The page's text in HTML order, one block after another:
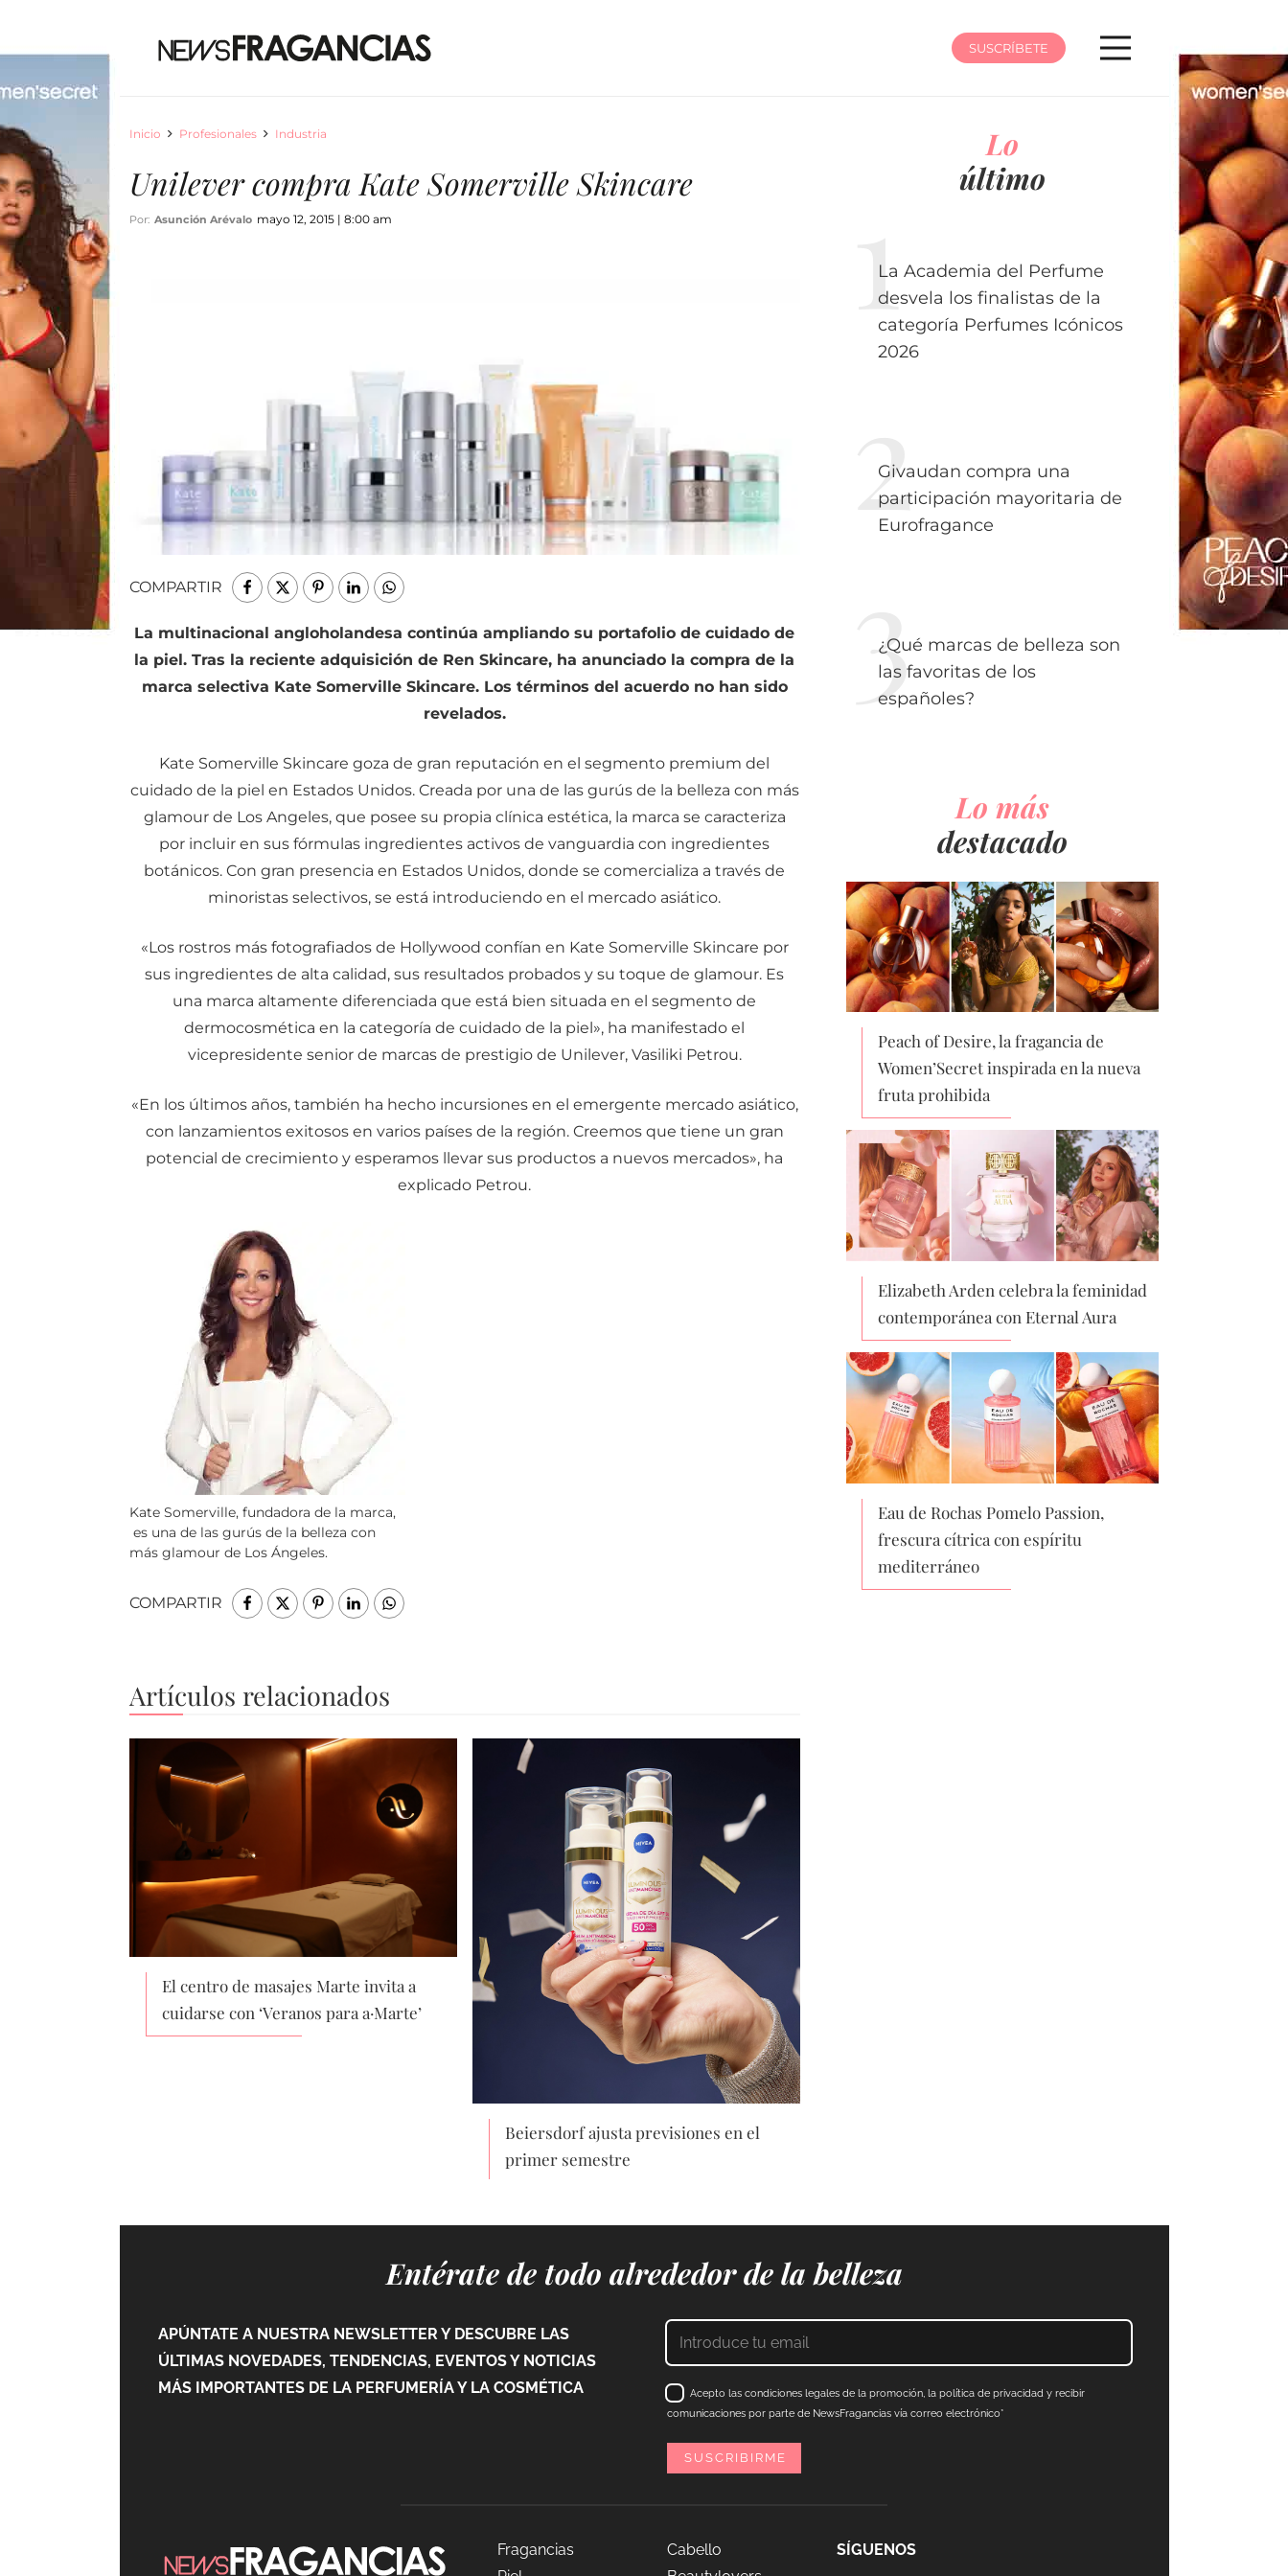
SUSCRÍBETE
Inicio Profesionales Industria
Unilever compra Kate Somerville Skincare
Por: Asunción Arévalo mayo 12, 2015 | 8:00 am
COMPARTIR
La multinacional angloholandesa continúa ampliando su portafolio de cuidado de
la piel. Tras la reciente adquisición de Ren Skincare, ha anunciado la compra de la
marca selectiva Kate Somerville Skincare. Los términos del acuerdo no han sido
revelados.
Kate Somerville Skincare goza de gran reputación en el segmento premium del
cuidado de la piel en Estados Unidos. Creada por una de las gurús de la belleza con más
glamour de Los Angeles, que posee su propia clínica estética, la marca se caracteriza
por incluir en sus fórmulas ingredientes activos de vanguardia con ingredientes
botánicos. Con gran presencia en Estados Unidos, donde se comercializa a través de
minoristas selectivos, se está introduciendo en el mercado asiático.
«Los rostros más fotografiados de Hollywood confían en Kate Somerville Skincare por
sus ingredientes de alta calidad, sus resultados probados y su toque de glamour. Es
una marca altamente diferenciada que está bien situada en el segmento de
dermocosmética en la categoría de cuidado de la piel», ha manifestado el
vicepresidente senior de marcas de prestigio de Unilever, Vasiliki Petrou.
«En los últimos años, también ha hecho incursiones en el emergente mercado asiático,
con lanzamientos exitosos en varios países de la región. Creemos que tiene un gran
potencial de crecimiento y esperamos llevar sus productos a nuevos mercados», ha
explicado Petrou.
Kate Somerville, fundadora de la marca,
es una de las gurús de la belleza con
más glamour de Los Ángeles.
COMPARTIR
Artículos relacionados
El centro de masajes Marte invita a
cuidarse con ‘Veranos para a·Marte’
Beiersdorf ajusta previsiones en el
primer semestre
Lo
último
La Academia del Perfume
desvela los finalistas de la
categoría Perfumes Icónicos
2026
Givaudan compra una
participación mayoritaria de
Eurofragance
¿Qué marcas de belleza son
las favoritas de los
españoles?
Lo más
destacado
Peach of Desire, la fragancia de
Women’Secret inspirada en la nueva
fruta prohibida
Elizabeth Arden celebra la feminidad
contemporánea con Eternal Aura
Eau de Rochas Pomelo Passion,
frescura cítrica con espíritu
mediterráneo
Entérate de todo alrededor de la belleza
APÚNTATE A NUESTRA NEWSLETTER Y DESCUBRE LAS
ÚLTIMAS NOVEDADES, TENDENCIAS, EVENTOS Y NOTICIAS
MÁS IMPORTANTES DE LA PERFUMERÍA Y LA COSMÉTICA
Acepto las condiciones legales de la promoción, la política de privacidad y recibir
comunicaciones por parte de NewsFragancias vía correo electrónico*
Fragancias
Cabello
SÍGUENOS